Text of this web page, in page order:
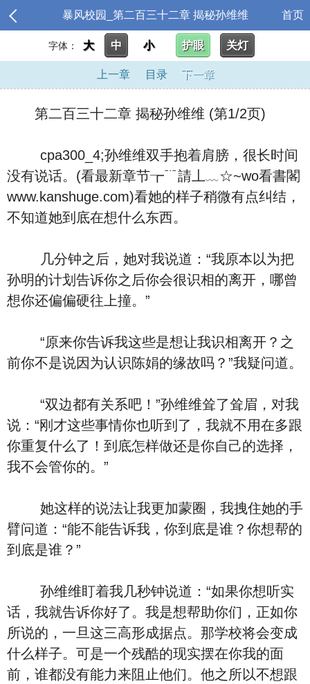
暴风校园_第二百三十二章 揭秘孙维维 首页
字体： 大 中 小 护眼 关灯
上一章 目录 下一章
第二百三十二章 揭秘孙维维 (第1/2页)
cpa300_4;孙维维双手抱着肩膀，很长时间
没有说话。(看最新章节┲﹊請丄﹏☆~wo看書閣
www.kanshuge.com)看她的样子稍微有点纠结，
不知道她到底在想什么东西。
几分钟之后，她对我说道：“我原本以为把
孙明的计划告诉你之后你会很识相的离开，哪曾
想你还偏偏硬往上撞。”
“原来你告诉我这些是想让我识相离开？之
前你不是说因为认识陈娟的缘故吗？”我疑问道。
“双边都有关系吧！”孙维维耸了耸眉，对我
说：“刚才这些事情你也听到了，我就不用在多跟
你重复什么了！到底怎样做还是你自己的选择，
我不会管你的。”
她这样的说法让我更加蒙圈，我拽住她的手
臂问道：“能不能告诉我，你到底是谁？你想帮的
到底是谁？”
孙维维盯着我几秒钟说道：“如果你想听实
话，我就告诉你好了。我是想帮助你们，正如你
所说的，一旦这三高形成据点。那学校将会变成
什么样子。可是一个残酷的现实摆在你我的面
前，谁都没有能力来阻止他们。他之所以不想跟